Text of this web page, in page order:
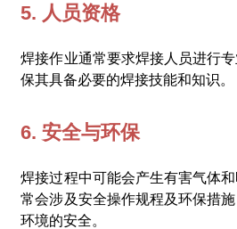
5. 人员资格
焊接作业通常要求焊接人员进行
保其具备必要的焊接技能和知识。
6. 安全与环保
焊接过程中可能会产生有害气体
常会涉及安全操作规程及环保措
环境的安全。